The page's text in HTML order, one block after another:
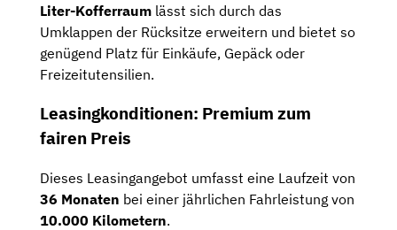
Liter-Kofferraum lässt sich durch das
Umklappen der Rücksitze erweitern und bietet so
genügend Platz für Einkäufe, Gepäck oder
Freizeitutensilien.
Leasingkonditionen: Premium zum
fairen Preis
Dieses Leasingangebot umfasst eine Laufzeit von
36 Monaten bei einer jährlichen Fahrleistung von
10.000 Kilometern.